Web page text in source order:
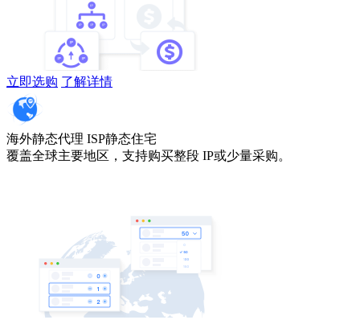
立即选购 了解详情
海外静态代理 ISP静态住宅
覆盖全球主要地区，支持购买整段 IP或少量采购。